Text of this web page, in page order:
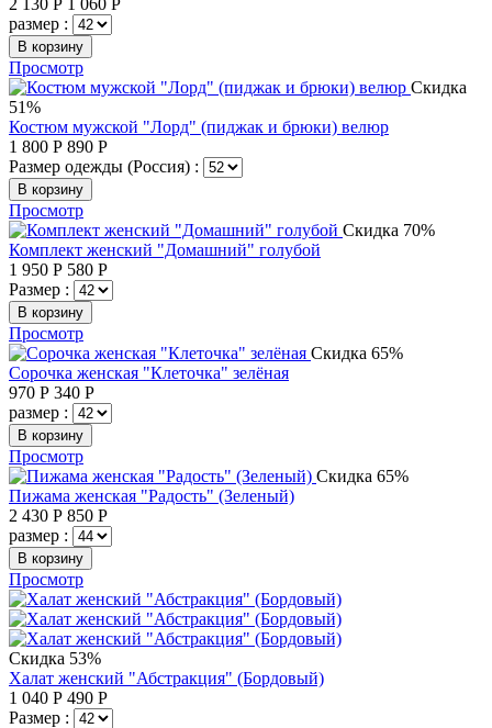
2 130 Р 1 060 Р
размер :
В корзину
Просмотр
Скидка
51%
Костюм мужской "Лорд" (пиджак и брюки) велюр
1 800 Р 890 Р
Размер одежды (Россия) :
В корзину
Просмотр
Скидка 70%
Комплект женский "Домашний" голубой
1 950 Р 580 Р
Размер :
В корзину
Просмотр
Скидка 65%
Сорочка женская "Клеточка" зелёная
970 Р 340 Р
размер :
В корзину
Просмотр
Скидка 65%
Пижама женская "Радость" (Зеленый)
2 430 Р 850 Р
размер :
В корзину
Просмотр
Скидка 53%
Халат женский "Абстракция" (Бордовый)
1 040 Р 490 Р
Размер :